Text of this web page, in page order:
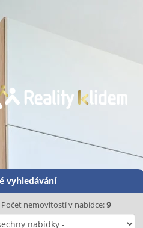
vyhledávání
Počet nemovitostí v nabídce:9